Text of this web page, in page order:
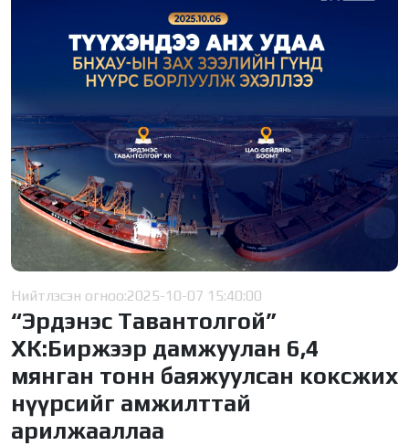
Нийтлэсэн огноо:2025-10-07 15:40:00
“Эрдэнэс Тавантолгой”
ХК:Биржээр дамжуулан 6,4
мянган тонн баяжуулсан коксжих
нүүрсийг амжилттай
арилжааллаа